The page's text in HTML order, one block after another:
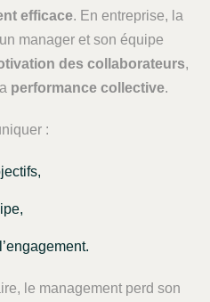
efficace. En entreprise, la
manager et son équipe
des collaborateurs,
performance collective.
:
le management perd son